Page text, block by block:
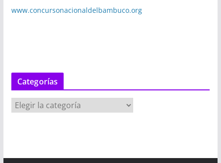
www.concursonacionaldelbambuco.org
Categorías